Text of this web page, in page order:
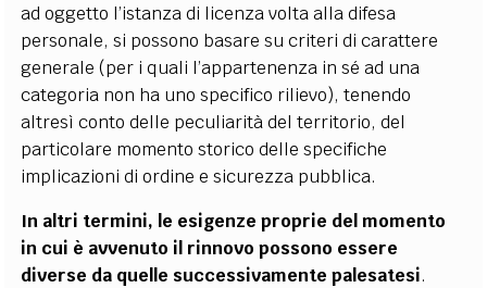
ad oggetto l’istanza di licenza volta alla difesa
personale, si possono basare su criteri di carattere
generale (per i quali l’appartenenza in sé ad una
categoria non ha uno specifico rilievo), tenendo
altresì conto delle peculiarità del territorio, del
particolare momento storico delle specifiche
implicazioni di ordine e sicurezza pubblica.
In altri termini, le esigenze proprie del momento
in cui è avvenuto il rinnovo possono essere
diverse da quelle successivamente palesatesi.